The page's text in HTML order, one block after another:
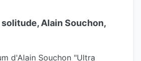
Alain Souchon,
d'Alain Souchon "Ultra